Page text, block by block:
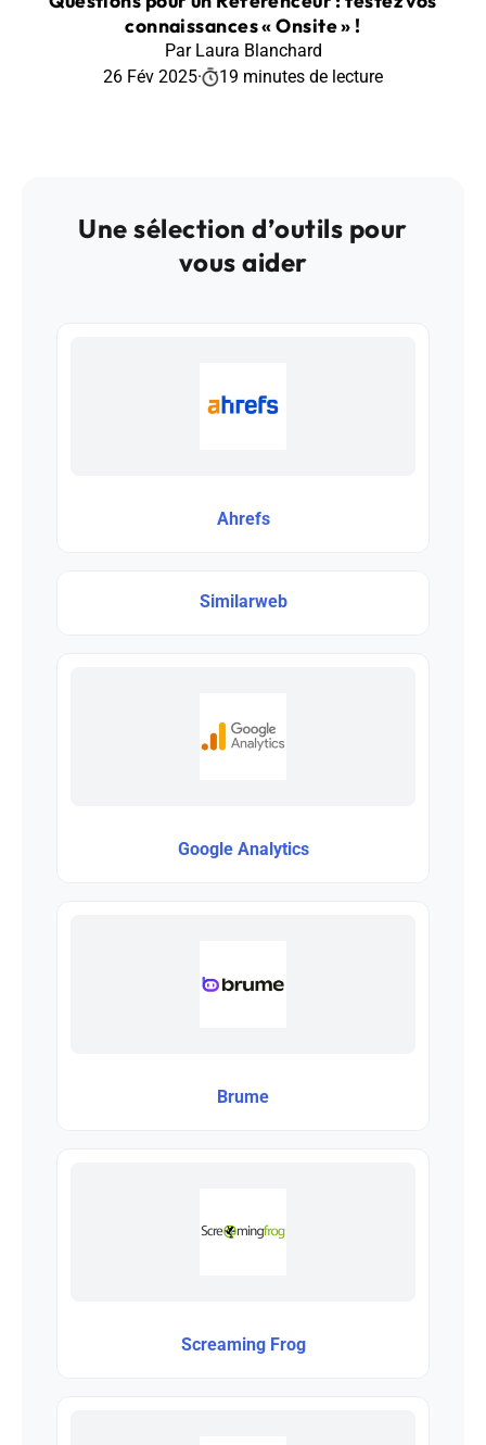
connaissances « Onsite » !
Par Laura Blanchard
26 Fév 2025· 19 minutes de lecture
Une sélection d’outils pour
vous aider
Ahrefs
Similarweb
Google Analytics
Brume
Screaming Frog